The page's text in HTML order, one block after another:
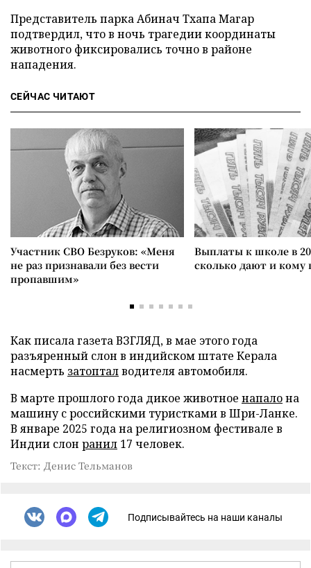
Представитель парка Абинач Тхапа Магар
подтвердил, что в ночь трагедии координаты
животного фиксировались точно в районе
нападения.
СЕЙЧАС ЧИТАЮТ
Участник СВО Безруков: «Меня
не раз признавали без вести
пропавшим»
Выплаты к школе в
сколько дают и
Как писала газета ВЗГЛЯД, в мае этого года
разъяренный слон в индийском штате Керала
насмерть затопталводителя автомобиля.
В марте прошлого года дикое животное напалона
машину с российскими туристками в Шри-Ланке.
В январе 2025 года на религиозном фестивале в
Индии слон ранил 17 человек.
Текст: Денис Тельманов
Подписывайтесь на наши каналы